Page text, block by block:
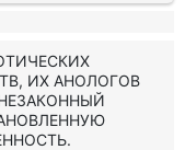
ИХ АНОЛОГОВ